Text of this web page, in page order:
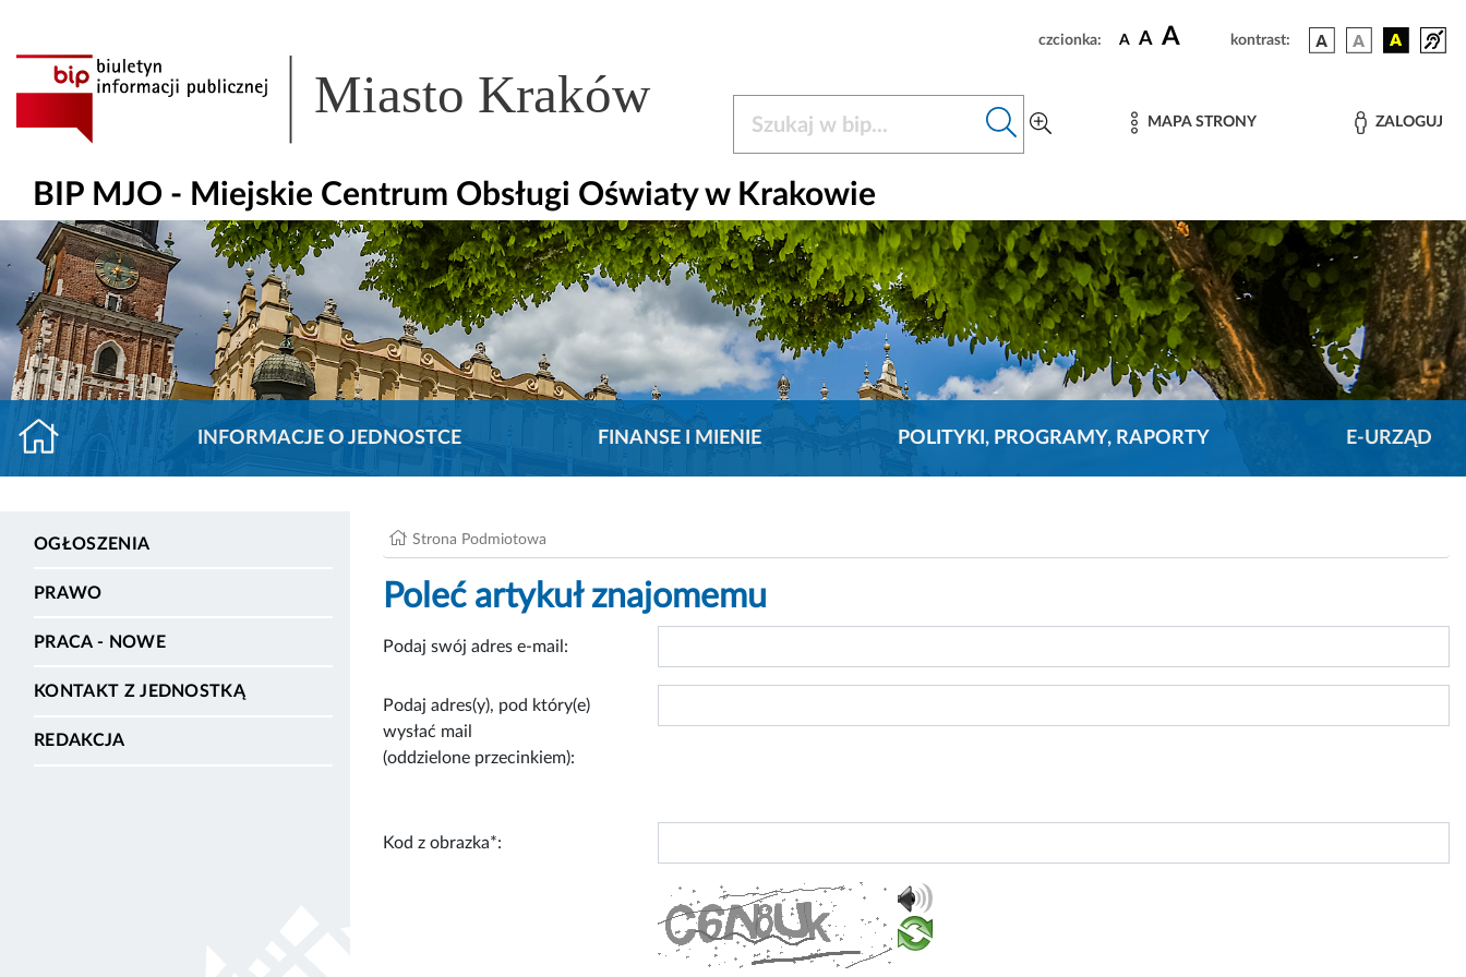
czcionka: A A A kontrast:
Miasto Kraków MAPA STRONY ZALOGUJ
BIP MJO - Miejskie Centrum Obsługi Oświaty w Krakowie
INFORMACJE O JEDNOSTCE FINANSE I MIENIE POLITYKI, PROGRAMY, RAPORTY E-URZĄD
OGŁOSZENIA
PRAWO
PRACA - NOWE
KONTAKT Z JEDNOSTKĄ
REDAKCJA
Strona Podmiotowa
Poleć artykuł znajomemu
Podaj swój adres e-mail:
Podaj adres(y), pod który(e)
wysłać mail
(oddzielone przecinkiem):
Kod z obrazka*: